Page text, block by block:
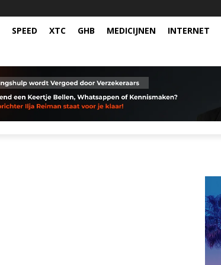
SPEED XTC GHB MEDICIJNEN INTERNET